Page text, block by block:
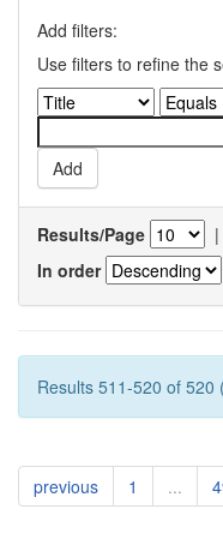
Add filters:
Use filters to refine the
Results/Page |
In order
Results 511-520 of 520
previous 1 ...